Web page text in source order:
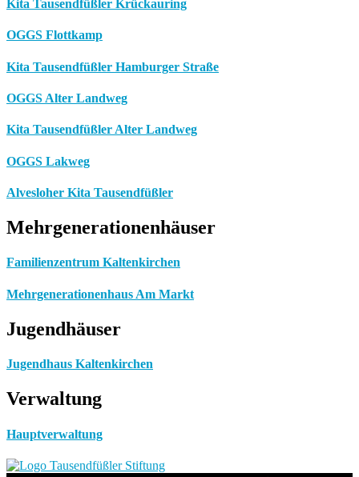
Kita Tausendfüßler Krückauring
OGGS Flottkamp
Kita Tausendfüßler Hamburger Straße
OGGS Alter Landweg
Kita Tausendfüßler Alter Landweg
OGGS Lakweg
Alvesloher Kita Tausendfüßler
Mehrgenerationenhäuser
Familienzentrum Kaltenkirchen
Mehrgenerationenhaus Am Markt
Jugendhäuser
Jugendhaus Kaltenkirchen
Verwaltung
Hauptverwaltung